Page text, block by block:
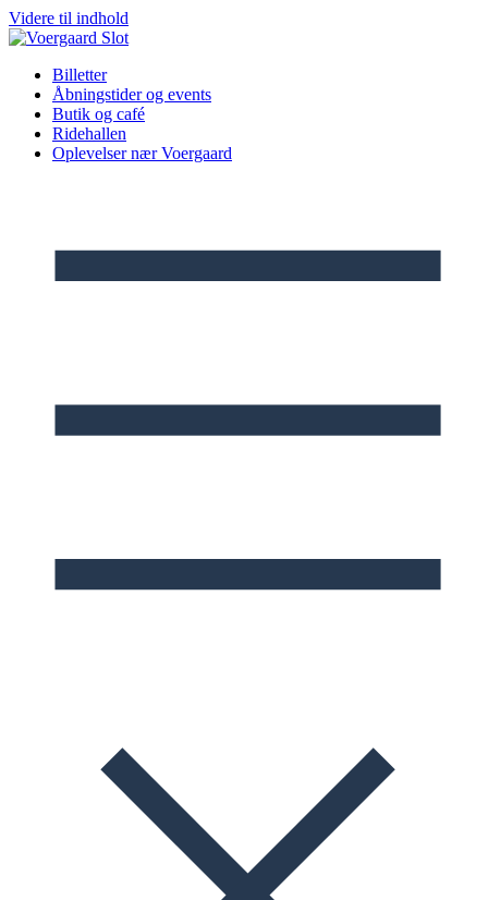
Videre til indhold
Billetter
Åbningstider og events
Butik og café
Ridehallen
Oplevelser nær Voergaard​